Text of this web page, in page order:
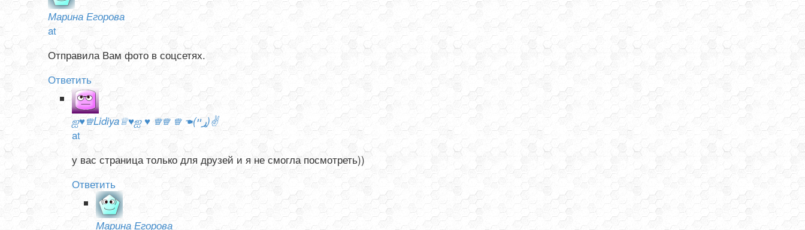
Марина Егорова
at
Отправила Вам фото в соцсетях.
Ответить
ஐ♥♕Lidiya♕♥ஐ ♥ ♕♕ ♕ ☚(ړײ)✌
at
у вас страница только для друзей и я не смогла посмотреть))
Ответить
Марина Егорова